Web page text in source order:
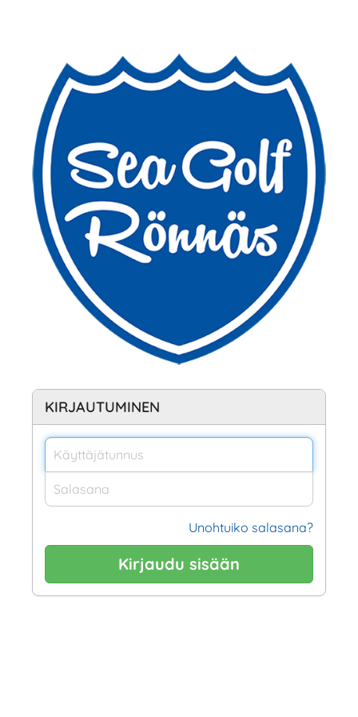
KIRJAUTUMINEN
Unohtuiko salasana?